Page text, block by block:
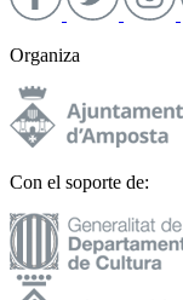
Organiza
Con el soporte de: